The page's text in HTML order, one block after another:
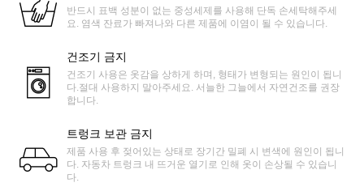
반드시 표백 성분이 없는 중성세제를 사용해 단독 손세탁해주세
요. 염색 잔료가 빠져나와 다른 제품에 이염이 될 수 있습니다.
건조기 금지
건조기 사용은 옷감을 상하게 하며, 형태가 변형되는 원인이 됩니
다.절대 사용하지 말아주세요. 서늘한 그늘에서 자연건조를 권장
합니다.
트렁크 보관 금지
제품 사용 후 젖어있는 상태로 장기간 밀폐 시 변색에 원인이 됩니
다. 자동차 트렁크 내 뜨거운 열기로 인해 옷이 손상될 수 있습니
다.